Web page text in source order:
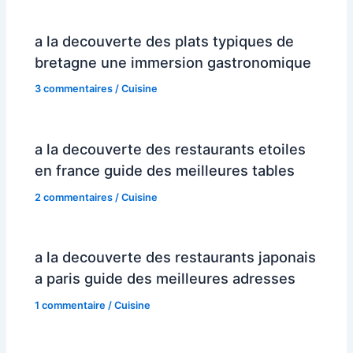
a la decouverte des plats typiques de
bretagne une immersion gastronomique
3 commentaires /Cuisine
a la decouverte des restaurants etoiles
en france guide des meilleures tables
2 commentaires /Cuisine
a la decouverte des restaurants japonais
a paris guide des meilleures adresses
1 commentaire /Cuisine